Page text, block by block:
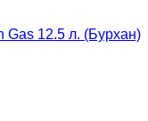
Gas 12.5 л. (Бурхан)